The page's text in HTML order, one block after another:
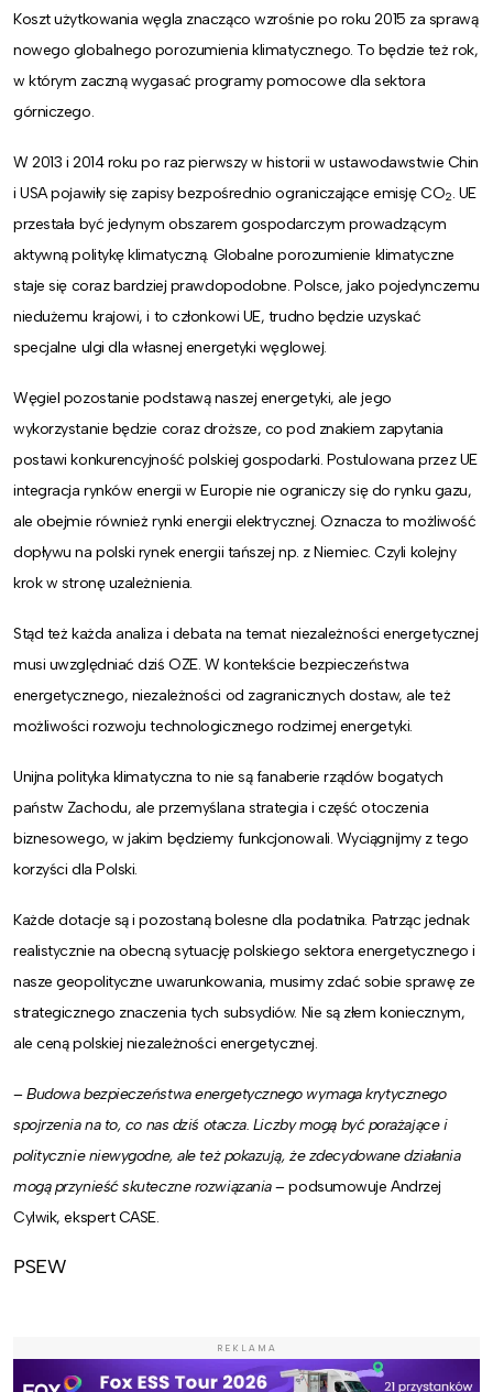
Koszt użytkowania węgla znacząco wzrośnie po roku 2015 za sprawą
nowego globalnego porozumienia klimatycznego. To będzie też rok,
w którym zaczną wygasać programy pomocowe dla sektora
górniczego.
W 2013 i 2014 roku po raz pierwszy w historii w ustawodawstwie Chin
i USA pojawiły się zapisy bezpośrednio ograniczające emisję CO2. UE
przestała być jedynym obszarem gospodarczym prowadzącym
aktywną politykę klimatyczną. Globalne porozumienie klimatyczne
staje się coraz bardziej prawdopodobne. Polsce, jako pojedynczemu
niedużemu krajowi, i to członkowi UE, trudno będzie uzyskać
specjalne ulgi dla własnej energetyki węglowej.
Węgiel pozostanie podstawą naszej energetyki, ale jego
wykorzystanie będzie coraz droższe, co pod znakiem zapytania
postawi konkurencyjność polskiej gospodarki. Postulowana przez UE
integracja rynków energii w Europie nie ograniczy się do rynku gazu,
ale obejmie również rynki energii elektrycznej. Oznacza to możliwość
dopływu na polski rynek energii tańszej np. z Niemiec. Czyli kolejny
krok w stronę uzależnienia.
Stąd też każda analiza i debata na temat niezależności energetycznej
musi uwzględniać dziś OZE. W kontekście bezpieczeństwa
energetycznego, niezależności od zagranicznych dostaw, ale też
możliwości rozwoju technologicznego rodzimej energetyki.
Unijna polityka klimatyczna to nie są fanaberie rządów bogatych
państw Zachodu, ale przemyślana strategia i część otoczenia
biznesowego, w jakim będziemy funkcjonowali. Wyciągnijmy z tego
korzyści dla Polski.
Każde dotacje są i pozostaną bolesne dla podatnika. Patrząc jednak
realistycznie na obecną sytuację polskiego sektora energetycznego i
nasze geopolityczne uwarunkowania, musimy zdać sobie sprawę ze
strategicznego znaczenia tych subsydiów. Nie są złem koniecznym,
ale ceną polskiej niezależności energetycznej.
– Budowa bezpieczeństwa energetycznego wymaga krytycznego
spojrzenia na to, co nas dziś otacza. Liczby mogą być porażające i
politycznie niewygodne, ale też pokazują, że zdecydowane działania
mogą przynieść skuteczne rozwiązania– podsumowuje Andrzej
Cylwik, ekspert CASE.
PSEW
REKLAMA